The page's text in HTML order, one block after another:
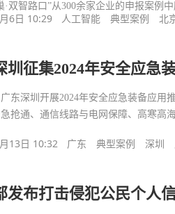
·双智路口”从300余家企业的申报案例
6日 10:29 人工智能 典型案例 北
圳征集2024年安全应急
东深圳开展2024年安全应急装备应
急抢通、通信线路与电网保障、高寒
13日 10:32 广东 典型案例 深圳
发布打击侵犯公民个人